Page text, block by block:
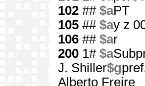
102 ## $aPT
105 ## $ay z
106 ## $ar
200 1# $a
J. Shiller$g
Alberto Freire